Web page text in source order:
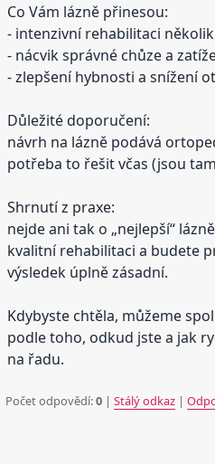
Co Vám lázně přinesou:
- intenzivní rehabilitaci
- nácvik správné chůze a
- zlepšení hybnosti a snížení
Důležité doporučení:
návrh na lázně podává
potřeba to řešit včas (jsou
Shrnutí z praxe:
nejde ani tak o „nejlepší“
kvalitní rehabilitaci a budete
výsledek úplně zásadní.
Kdybyste chtěla, můžeme
podle toho, odkud jste a jak
na řadu.
Počet odpovědí:0 |Stálý odkaz |